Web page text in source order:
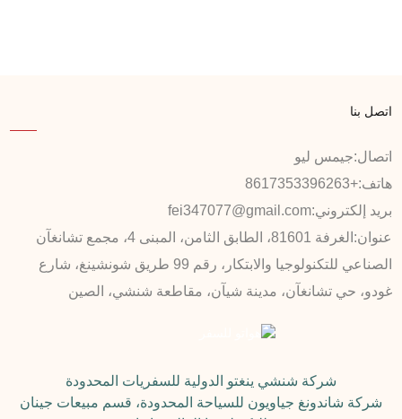
اتصل بنا
اتصال:جيمس ليو
هاتف:+8617353396263
بريد إلكتروني:fei347077@gmail.com
عنوان:
الغرفة 81601، الطابق الثامن، المبنى 4، مجمع تشانغآن
الصناعي للتكنولوجيا والابتكار، رقم 99 طريق شونشينغ، شارع
غودو، حي تشانغآن، مدينة شيآن، مقاطعة شنشي، الصين
شركة شنشي ينغتو الدولية للسفريات المحدودة
شركة شاندونغ جياويون للسياحة المحدودة، قسم مبيعات جينان